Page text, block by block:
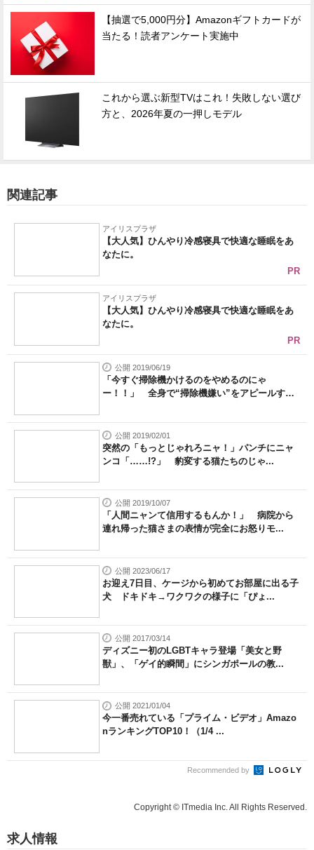
【抽選で5,000円分】Amazonギフトカードが
当たる！読者アンケート実施中
これから選ぶ新型TVはこれ！失敗しない選び
方と、2026年夏の一押しモデル
関連記事
アイリスプラザ
【大人気】ひんやり冷感寝具で快適な睡眠をあ
なたに。
PR
アイリスプラザ
【大人気】ひんやり冷感寝具で快適な睡眠をあ
なたに。
PR
公開 2019/06/19
「今すぐ掃除機かけるのをやめるのにゃ
ー！！」 全身で“掃除機嫌い”をアピールす
公開 2019/02/01
突然の「もっとじゃれろニャ！」パンチにニャ
ンコ「……!?」 豹変する猫たちのじゃ...
公開 2019/10/07
「人間ニャンて信用するもんか！」 病院から
連れ帰った猫さまの表情が完全にお怒りモ...
公開 2023/06/17
お迎え7日目、ケージから初めてお部屋に出る子
犬 ドキドキ→ワクワクの様子に「ぴょ...
公開 2017/03/14
ディズニー初のLGBTキャラ登場「美女と野
獣」、「ゲイ的瞬間」にシンガポールの教...
公開 2021/01/04
今一番売れている「プライム・ビデオ」Amazo
nランキングTOP10！（1/4 ...
Recommended by
Copyright © ITmedia Inc. All Rights Reserved.
求人情報